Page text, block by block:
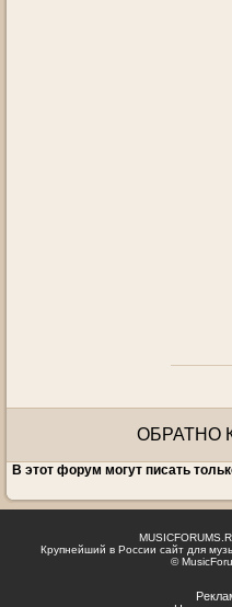
ОБРАТНО
В этот форум могут писать
Крупнейший в России сайт для
©